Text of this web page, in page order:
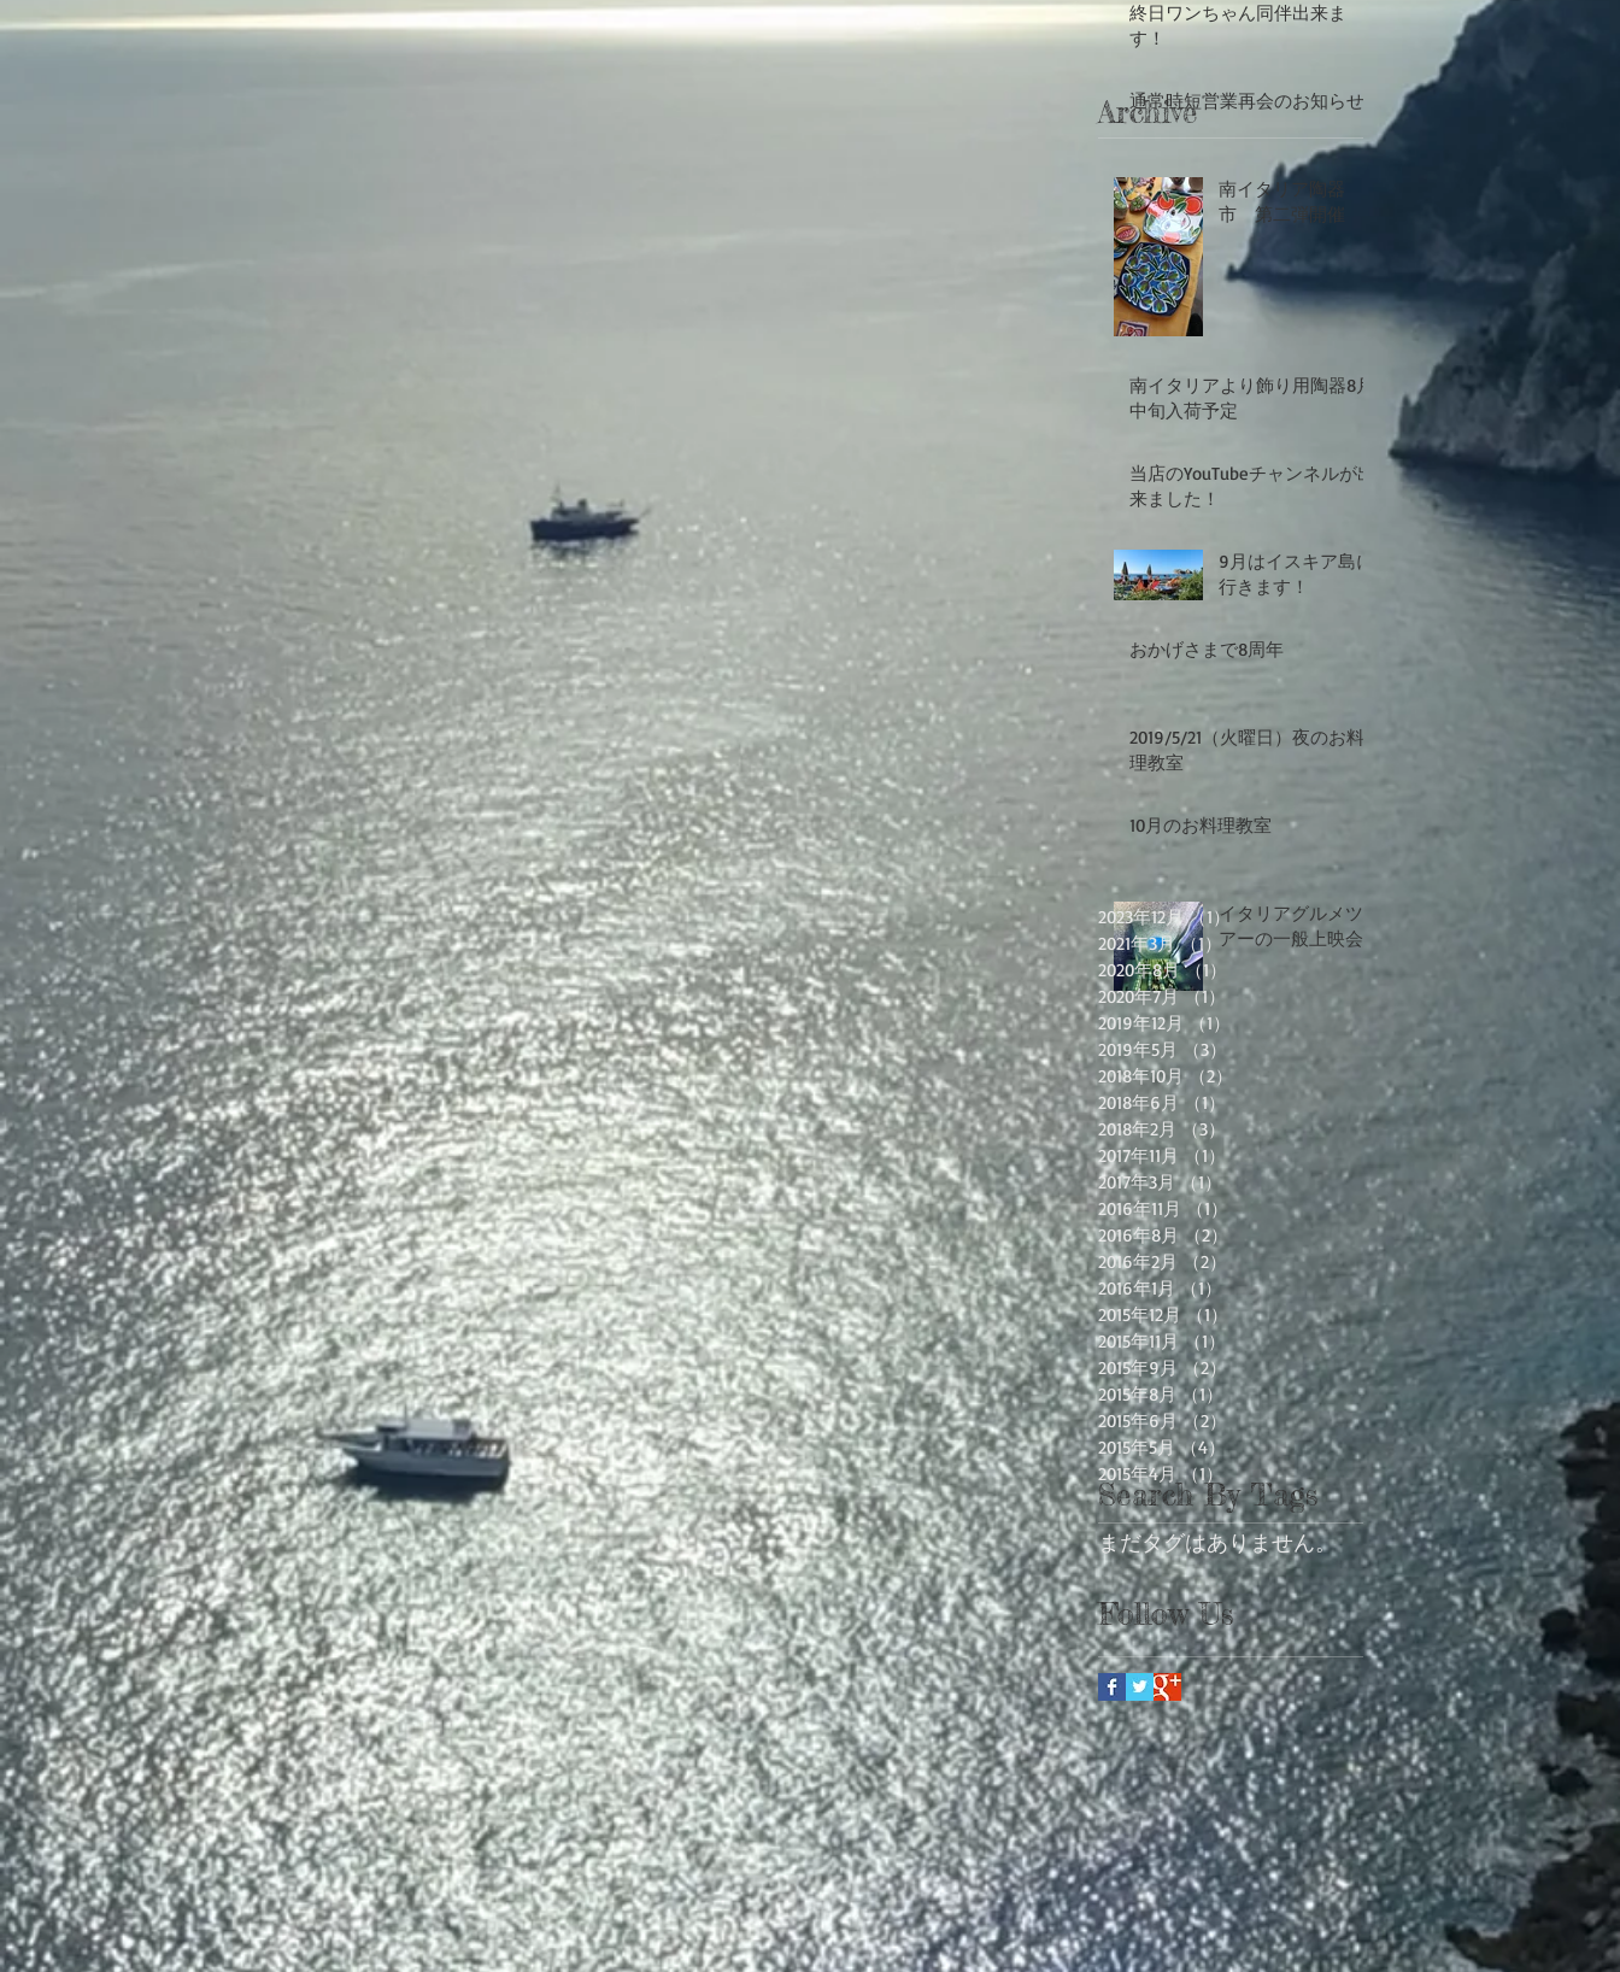
終日ワンちゃん同伴出来ま
す！
通常時短営業再会のお知らせ
南イタリア陶器
市 第二弾開催
南イタリアより飾り用陶器8月
中旬入荷予定
当店のYouTubeチャンネルが出
来ました！
9月はイスキア島に
行きます！
おかげさまで8周年
2019/5/21（火曜日）夜のお料
理教室
10月のお料理教室
イタリアグルメツ
アーの一般上映会
Search By Tags
2023年12月 （1）1件の記事
2021年3月 （1）1件の記事
2020年8月 （1）
2020年7月 （1） 1件の記事
2019年12月 （1）
1件の記事
2019年5月
（3） 3件の記事
2018年10月
（2） 2件の記事
2018年6月 （1） 1件の記事
2018年2月 （3）3件の記事
2017年11月 （1）1件の記事
2017年3月 （1）1件の記事
2016年11月
（1） 1件の記事
2016年8月 （2） 2件の記事
2016年2月
（2） 2件の記事
2016年1月 （1）1件の記事
2015年12月 （1） 1件の記事
2015年11月 （1）1件の記事
2015年9月 （2）2件の記事
2015年8月 （1）1件の記事
2015年6月 （2）2件の記事
2015年5月 （4）4件の記事
2015年4月 （1）1件の記事
Archive
まだタグはありません。
Follow Us